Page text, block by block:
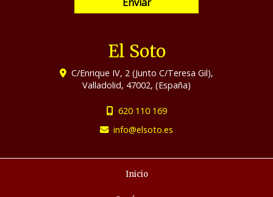
Enviar
El Soto
C/Enrique IV, 2 (Junto C/Teresa Gil),
Valladolid, 47002, (España)
620 110 169
info
elsoto.es
Inicio